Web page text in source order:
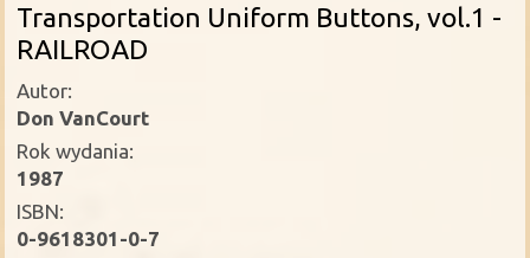
Transportation Uniform Buttons, vol.1 -
RAILROAD
Autor:
Don VanCourt
Rok wydania:
1987
ISBN:
0-9618301-0-7